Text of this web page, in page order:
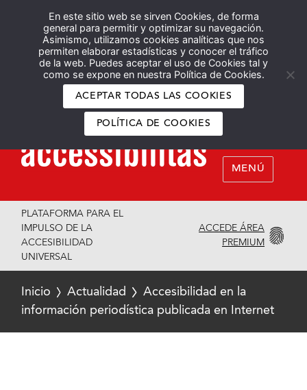
En este sitio web se sirven Cookies, de forma
general para permitir y optimizar su navegación.
Asimismo, utilizamos cookies analíticas que nos
permiten elaborar estadísticas y conocer el tráfico
de la web. Puedes aceptar el uso de Cookies tal y
como se expone en nuestra Política de Cookies.
ACEPTAR TODAS LAS COOKIES
POLÍTICA DE COOKIES
Español English
MENÚ
PLATAFORMA PARA EL
IMPULSO DE LA
ACCESIBILIDAD
UNIVERSAL
ACCEDE ÁREA
PREMIUM
Inicio Actualidad
Accesibilidad en la
información periodística publicada en Internet